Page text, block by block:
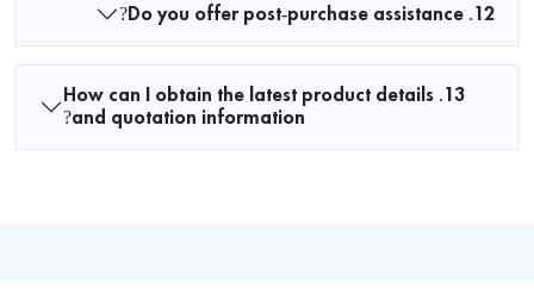
12. Do you offer post-purchase assistance?
13. How can I obtain the latest product details
and quotation information?